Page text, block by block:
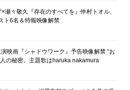
瀬々敬久『存在のすべてを』仲村トオル、
ト6名＆特報映像解禁
映画『シャドウワーク』予告映像解禁 “お
の秘密。主題歌はharuka nakamura